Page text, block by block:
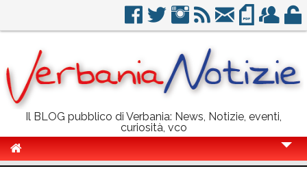
Il BLOG pubblico di Verbania: News, Notizie, eventi,
curiosità, vco